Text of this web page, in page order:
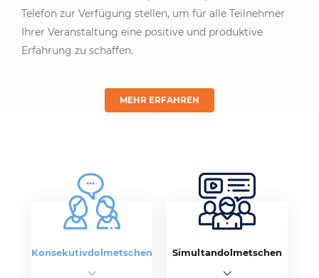
Telefon zur Verfügung stellen, um für alle Teilnehmer
Ihrer Veranstaltung eine positive und produktive
Erfahrung zu schaffen.
MEHR ERFAHREN
Konsekutivdolmetschen Simultandolmetschen